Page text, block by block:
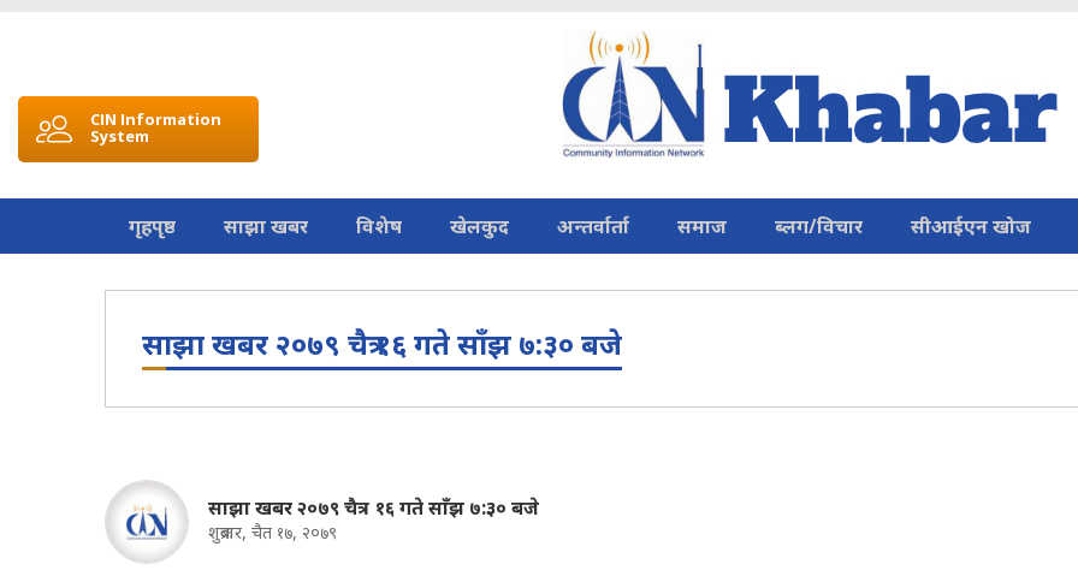
CIN Information
System
गृहपृष्ठ साझा खबर विशेष खेलकुद अन्तर्वार्ता समाज ब्लग/विचार सीआईएन खोज
साझा खबर २०७९ चैत्र १६ गते साँझ ७:३० बजे
साझा खबर २०७९ चैत्र १६ गते साँझ ७:३० बजे
शुक्रबार, चैत १७, २०७९